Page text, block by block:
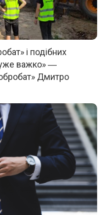
і подібних
важко» ―
Дмитро